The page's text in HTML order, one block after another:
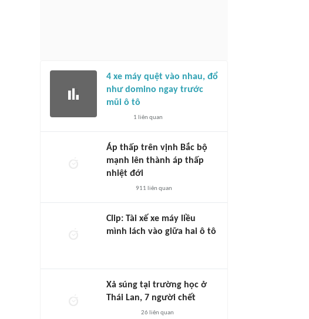
4 xe máy quệt vào nhau, đổ
như domino ngay trước
mũi ô tô
1 liên quan
Áp thấp trên vịnh Bắc bộ
mạnh lên thành áp thấp
nhiệt đới
911 liên quan
Clip: Tài xế xe máy liều
mình lách vào giữa hai ô tô
Xả súng tại trường học ở
Thái Lan, 7 người chết
26 liên quan